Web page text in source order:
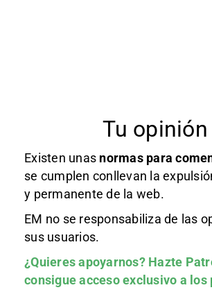
Tu opinión
Existen unas normas para
se cumplen conllevan la
y permanente de la web.
EM no se responsabiliza de las
sus usuarios.
¿Quieres apoyarnos? Hazte
consigue acceso exclusivo a los